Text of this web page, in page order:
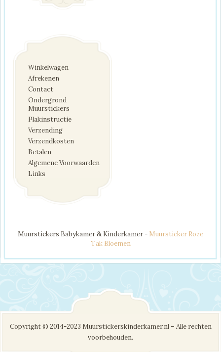
Winkelwagen
Afrekenen
Contact
Ondergrond
Muurstickers
Plakinstructie
Verzending
Verzendkosten
Betalen
Algemene Voorwaarden
Links
Muurstickers Babykamer & Kinderkamer - Muursticker Roze
Tak Bloemen
Copyright © 2014-2023 Muurstickerskinderkamer.nl – Alle rechten
voorbehouden.